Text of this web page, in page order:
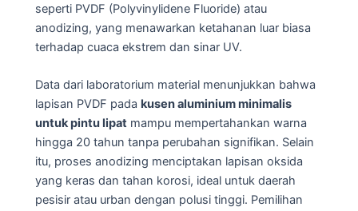
seperti PVDF (Polyvinylidene Fluoride) atau
anodizing, yang menawarkan ketahanan luar biasa
terhadap cuaca ekstrem dan sinar UV.
Data dari laboratorium material menunjukkan bahwa
lapisan PVDF pada kusen aluminium minimalis
untuk pintu lipat mampu mempertahankan warna
hingga 20 tahun tanpa perubahan signifikan. Selain
itu, proses anodizing menciptakan lapisan oksida
yang keras dan tahan korosi, ideal untuk daerah
pesisir atau urban dengan polusi tinggi. Pemilihan